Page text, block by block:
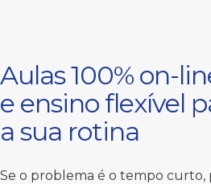
Aulas 100% on-
e ensino flexível
a sua rotina
Se o problema é o tempo curto,